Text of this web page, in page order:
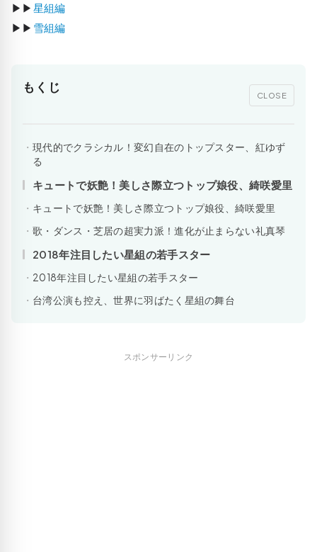
▶▶ 星組編
▶▶ 雪組編
もくじ
CLOSE
現代的でクラシカル！変幻自在のトップスター、紅ゆず
る
キュートで妖艶！美しさ際立つトップ娘役、綺咲愛里
キュートで妖艶！美しさ際立つトップ娘役、綺咲愛里
歌・ダンス・芝居の超実力派！進化が止まらない礼真琴
2018年注目したい星組の若手スター
2018年注目したい星組の若手スター
台湾公演も控え、世界に羽ばたく星組の舞台
スポンサーリンク